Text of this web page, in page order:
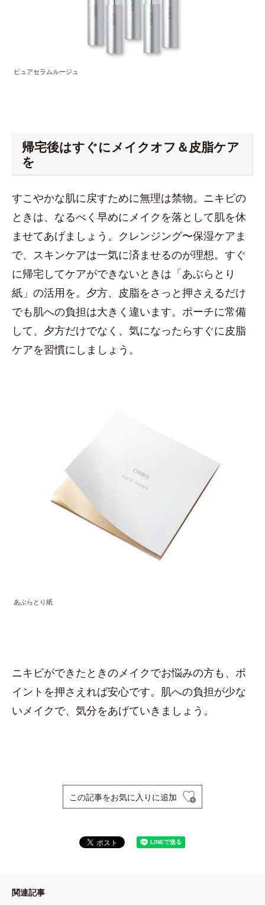
ピュアセラムルージュ
帰宅後はすぐにメイクオフ＆皮脂ケア
を
すこやかな肌に戻すために無理は禁物。ニキビの
ときは、なるべく早めにメイクを落として肌を休
ませてあげましょう。クレンジング〜保湿ケアま
で、スキンケアは一気に済ませるのが理想。すぐ
に帰宅してケアができないときは「あぶらとり
紙」の活用を。夕方、皮脂をさっと押さえるだけ
でも肌への負担は大きく違います。ポーチに常備
して、夕方だけでなく、気になったらすぐに皮脂
ケアを習慣にしましょう。
あぶらとり紙
ニキビができたときのメイクでお悩みの方も、ポ
イントを押さえれば安心です。肌への負担が少な
いメイクで、気分をあげていきましょう。
この記事をお気に入りに追加
関連記事